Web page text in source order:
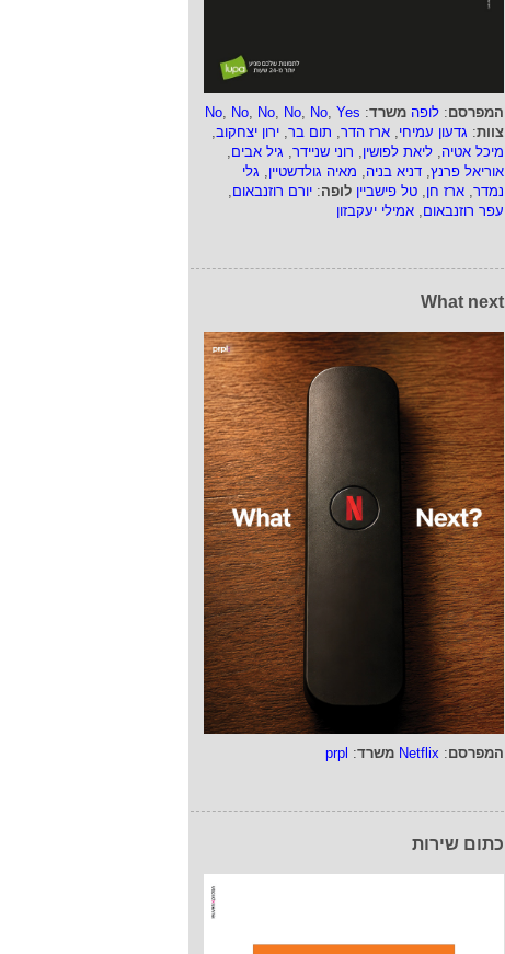
המפרסם: לופה משרד:
No, No, No, No, No, Yes
צוות: גדעון עמיחי, ארז הדר, תום בר, ירון יצחקוב,
מיכל אטיה, ליאת לפושין, רוני שניידר, גיל אבים,
אוריאל פרנץ, דניא בניה, מאיה גולדשטיין, גלי
נמדר, ארז חן, טל פישביין לופה: יורם רוזנבאום,
עפר רוזנבאום, אמילי יעקבזון
What next
המפרסם:
Netflix משרד:
prpl
כתום שירות